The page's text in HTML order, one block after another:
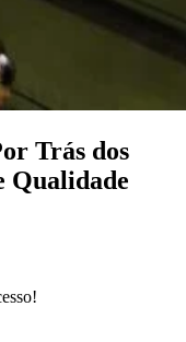
Trás dos
Qualidade